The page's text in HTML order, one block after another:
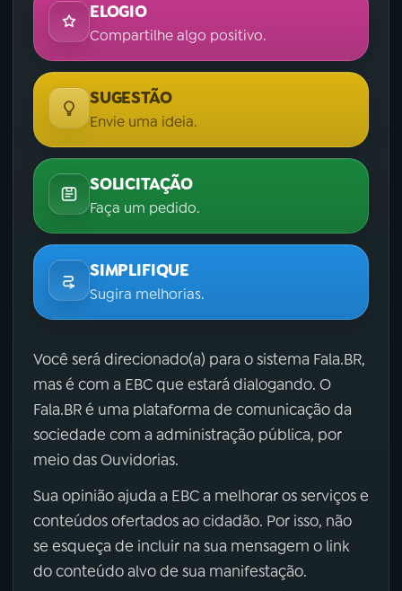
ELOGIO
Compartilhe algo positivo.
SUGESTÃO
Envie uma ideia.
SOLICITAÇÃO
Faça um pedido.
SIMPLIFIQUE
Sugira melhorias.
Você será direcionado(a) para o sistema Fala.BR,
mas é com a EBC que estará dialogando. O
Fala.BR é uma plataforma de comunicação da
sociedade com a administração pública, por
meio das Ouvidorias.
Sua opinião ajuda a EBC a melhorar os serviços e
conteúdos ofertados ao cidadão. Por isso, não
se esqueça de incluir na sua mensagem o link
do conteúdo alvo de sua manifestação.